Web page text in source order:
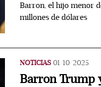
Barron, el hijo menor
millones de dólares
NOTICIAS 01/10/2025
Barron Trump